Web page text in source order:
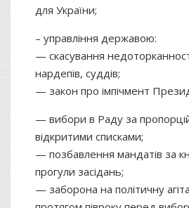
для України;
– управління державою:
— скасування
нардепів, суддів;
— закон про імпічмент
— вибори в Раду за
відкритими списками;
— позбавлення мандатів за
прогули засідань;
— заборона на політичну